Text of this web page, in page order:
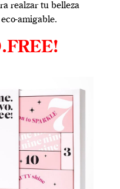
realzar tu belleza
amigable.